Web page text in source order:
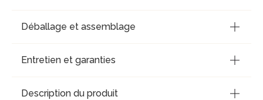
Déballage et assemblage
Entretien et garanties
Description du produit